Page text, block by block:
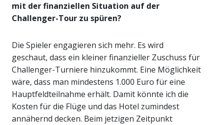
mit der finanziellen Situation auf der
Challenger-Tour zu spüren?
Die Spieler engagieren sich mehr. Es wird
geschaut, dass ein kleiner finanzieller Zuschuss für
Challenger-Turniere hinzukommt. Eine Möglichkeit
wäre, dass man mindestens 1.000 Euro für eine
Hauptfeldteilnahme erhält. Damit könnte ich die
Kosten für die Flüge und das Hotel zumindest
annähernd decken. Beim jetzigen Zeitpunkt